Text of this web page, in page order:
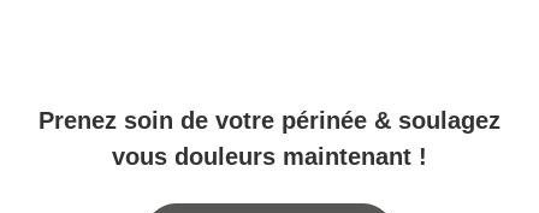
Prenez soin de votre périnée & soulagez
vous douleurs maintenant !